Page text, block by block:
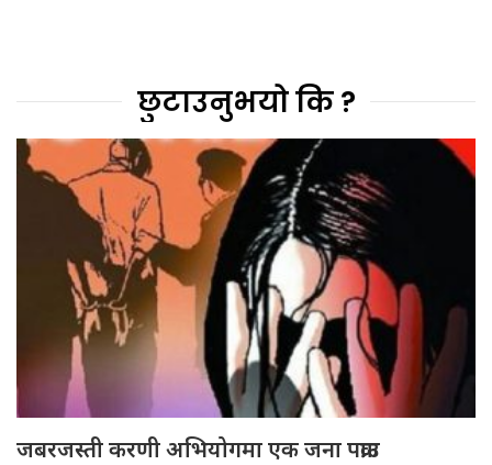
छुटाउनुभयो कि ?
जबरजस्ती करणी अभियोगमा एक जना पक्राउ